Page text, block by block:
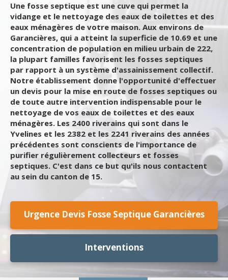
Une fosse septique est une cuve qui permet la
vidange et le nettoyage des eaux de toilettes et des
eaux ménagères de votre maison. Aux environs de
Garancières, qui a atteint la superficie de 10.69 et une
concentration de population en milieu urbain de 222,
la plupart familles favorisent les fosses septiques
par rapport à un système d'assainissement collectif.
Notre établissement donne l'opportunité d'effectuer
un devis pour la mise en route de fosses septiques ou
de toute autre intervention indispensable pour le
nettoyage de vos eaux de toilettes et des eaux
ménagères. Les 2400 riverains qui sont dans le
Yvelines et les 2382 et les 2241 riverains des années
précédentes sont conscients de l'importance de
purifier régulièrement collecteurs et fosses
septiques. C'est dans ce but qu'ils nous contactent
au sein du canton de 15.
Urgence Devis Fosse Septique Garancières
Interventions